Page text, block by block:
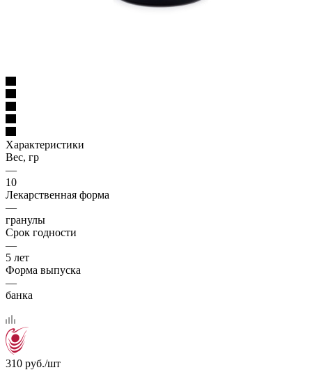
Характеристики
Вес, гр
—
10
Лекарственная форма
—
гранулы
Срок годности
—
5 лет
Форма выпуска
—
банка
310 руб./шт